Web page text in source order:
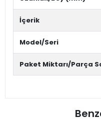
İçerik
Model/Seri
Paket Miktarı/Parça